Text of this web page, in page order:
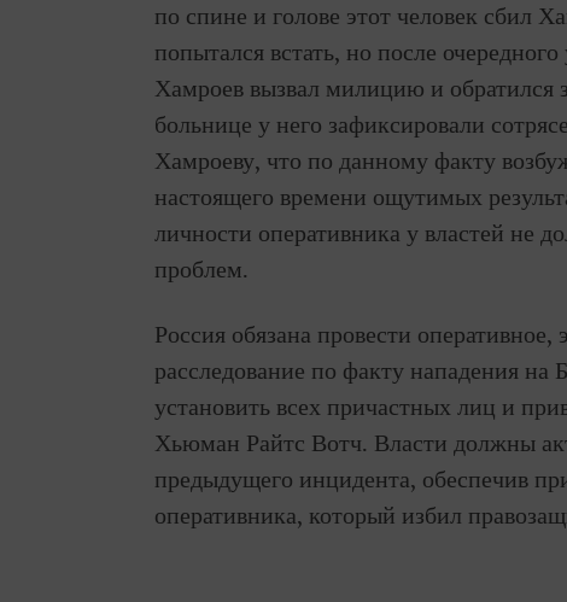
по спине и голове этот человек сбил
попытался встать, но после
Хамроев вызвал милицию и
больнице у него зафиксировали
Хамроеву, что по данному факту
настоящего времени ощутимых
личности оперативника у властей не
проблем.
Россия обязана провести
расследование по факту нападения
установить всех причастных лиц и
Хьюман Райтс Вотч. Власти должны
предыдущего инцидента, обеспечив
оперативника, который избил